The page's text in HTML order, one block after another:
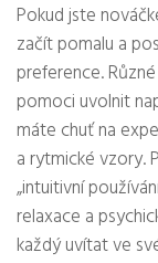
Pokud jste
začít pomalu a
preference.
pomoci uvolnit
máte chuť na
a rytmické vzory.
„intuitivní
relaxace a
každý uvítat ve